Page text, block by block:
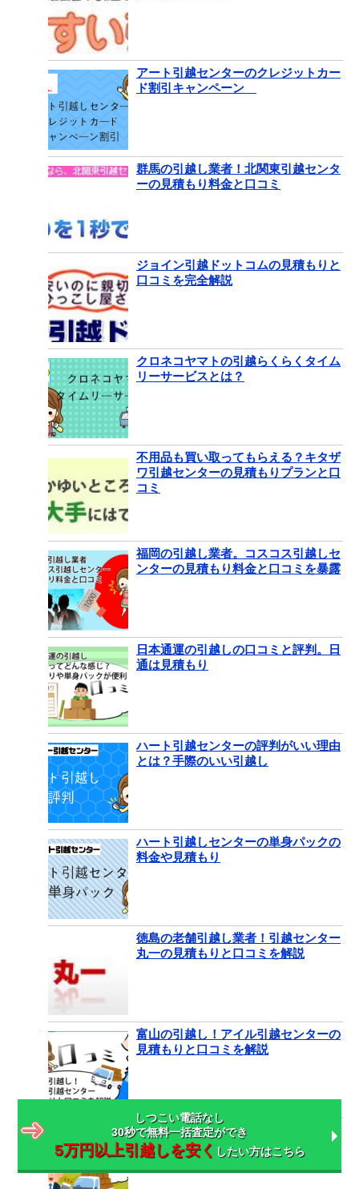
アート引越センターのクレジットカー
ド割引キャンペーン
群馬の引越し業者！北関東引越センタ
ーの見積もり料金と口コミ
ジョイン引越ドットコムの見積もりと
口コミを完全解説
クロネコヤマトの引越らくらくタイム
リーサービスとは？
不用品も買い取ってもらえる？キタザ
ワ引越センターの見積もりプランと口
コミ
福岡の引越し業者。コスコス引越しセ
ンターの見積もり料金と口コミを暴露
日本通運の引越しの口コミと評判。日
通は見積もり
ハート引越センターの評判がいい理由
とは？手際のいい引越し
ハート引越しセンターの単身パックの
料金や見積もり
徳島の老舗引越し業者！引越センター
丸一の見積もりと口コミを解説
富山の引越し！アイル引越センターの
見積もりと口コミを解説
お得なフクフク引越しセンターの見積
もり料金と口コミ
しつこい電話なし
30秒で無料一括査定ができ
5万円以上引越しを安く したい方はこちら